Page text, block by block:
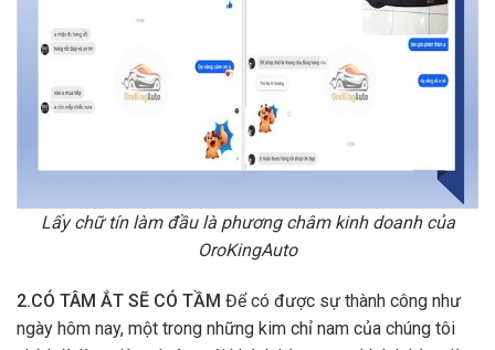
Lấy chữ tín làm đầu là phương châm kinh doanh của
OroKingAuto
2.CÓ TÂM ẮT SẼ CÓ TẦM Để có được sự thành công như
ngày hôm nay, một trong những kim chỉ nam của chúng tôi